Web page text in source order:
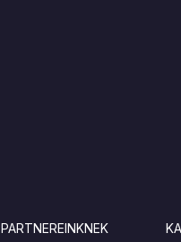
PARTNEREINKNEK